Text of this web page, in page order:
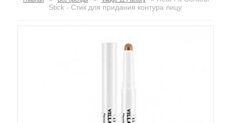
Stick - Стик для придания контура лицу